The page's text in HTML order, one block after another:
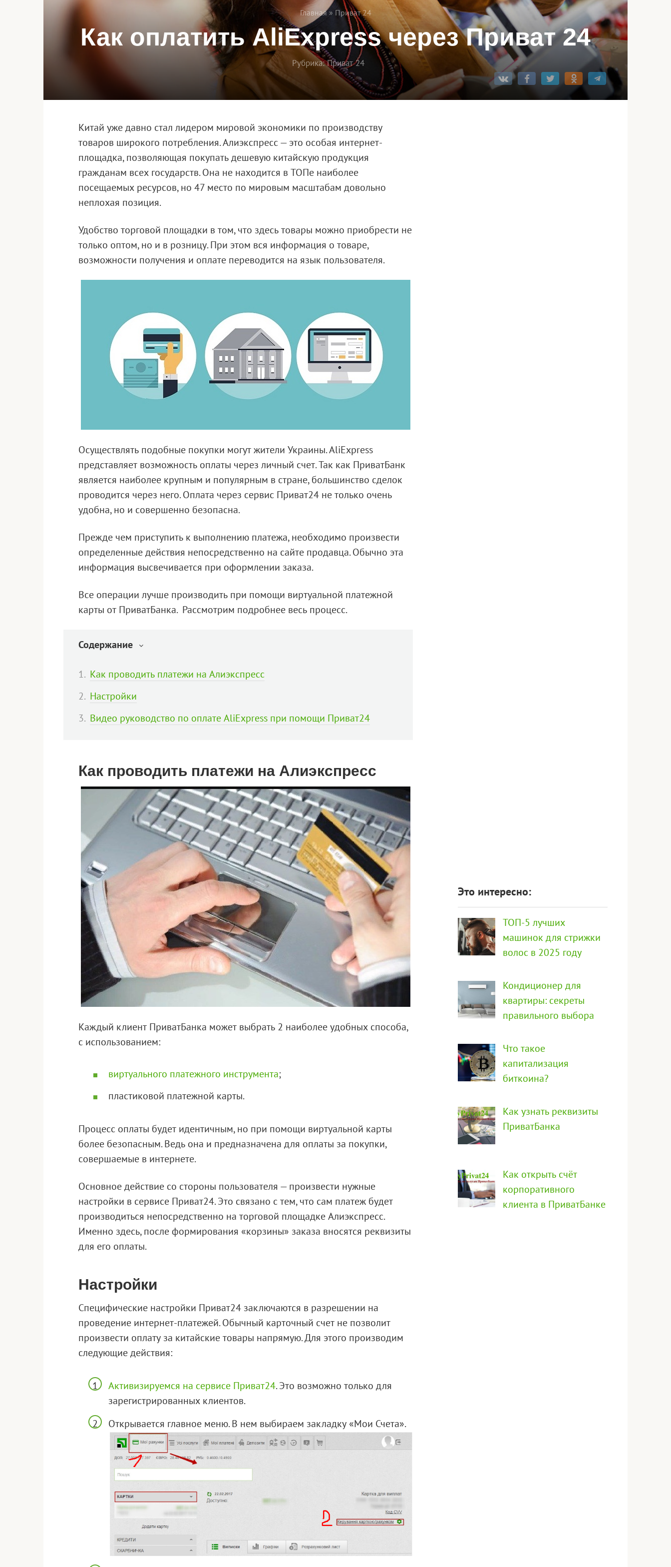
Главная » Приват 24
Как оплатить AliExpress через Приват 24
Рубрика: Приват 24
Китай уже давно стал лидером мировой экономики по производству
товаров широкого потребления. Алиэкспресс — это особая интернет-
площадка, позволяющая покупать дешевую китайскую продукция
гражданам всех государств. Она не находится в ТОПе наиболее
посещаемых ресурсов, но 47 место по мировым масштабам довольно
неплохая позиция.
Удобство торговой площадки в том, что здесь товары можно приобрести не
только оптом, но и в розницу. При этом вся информация о товаре,
возможности получения и оплате переводится на язык пользователя.
Осуществлять подобные покупки могут жители Украины. AliExpress
представляет возможность оплаты через личный счет. Так как ПриватБанк
является наиболее крупным и популярным в стране, большинство сделок
проводится через него. Оплата через сервис Приват24 не только очень
удобна, но и совершенно безопасна.
Прежде чем приступить к выполнению платежа, необходимо произвести
определенные действия непосредственно на сайте продавца. Обычно эта
информация высвечивается при оформлении заказа.
Все операции лучше производить при помощи виртуальной платежной
карты от ПриватБанка. Рассмотрим подробнее весь процесс.
Содержание
Как проводить платежи на Алиэкспресс
Настройки
Видео руководство по оплате AliExpress при помощи Приват24
Как проводить платежи на Алиэкспресс
Каждый клиент ПриватБанка может выбрать 2 наиболее удобных способа,
с использованием:
виртуального платежного инструмента;
пластиковой платежной карты.
Процесс оплаты будет идентичным, но при помощи виртуальной карты
более безопасным. Ведь она и предназначена для оплаты за покупки,
совершаемые в интернете.
Основное действие со стороны пользователя — произвести нужные
настройки в сервисе Приват24. Это связано с тем, что сам платеж будет
производиться непосредственно на торговой площадке Алиэкспресс.
Именно здесь, после формирования «корзины» заказа вносятся реквизиты
для его оплаты.
Настройки
Специфические настройки Приват24 заключаются в разрешении на
проведение интернет-платежей. Обычный карточный счет не позволит
произвести оплату за китайские товары напрямую. Для этого производим
следующие действия:
Активизируемся на сервисе Приват24. Это возможно только для
зарегистрированных клиентов.
Открывается главное меню. В нем выбираем закладку «Мои Счета».
Это интересно:
ТОП-5 лучших
машинок для стрижки
волос в 2025 году
Кондиционер для
квартиры: секреты
правильного выбора
Что такое
капитализация
биткоина?
Как узнать реквизиты
ПриватБанка
Как открыть счёт
корпоративного
клиента в ПриватБанке